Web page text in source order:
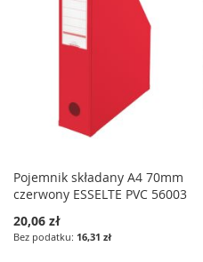
Pojemnik składany A4 70mm
czerwony ESSELTE PVC 56003
20,06 zł
16,31 zł